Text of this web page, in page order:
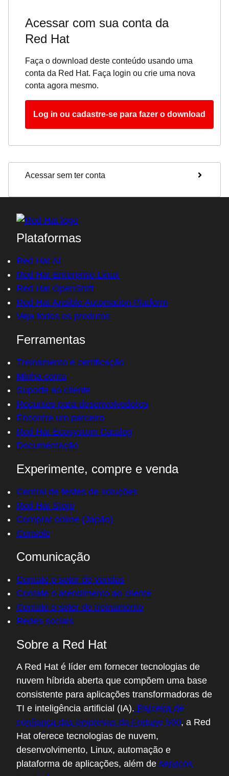
Acessar com sua conta da
Red Hat
Faça o download deste conteúdo usando uma
conta da Red Hat. Faça login ou crie uma nova
conta agora mesmo.
Log in ou cadastre-se para fazer o download
Acessar sem ter conta
Plataformas
Red Hat AI
Red Hat Enterprise Linux
Red Hat OpenShift
Red Hat Ansible Automation Platform
Veja todos os produtos
Ferramentas
Treinamento e certificação
Minha conta
Suporte ao cliente
Recursos para desenvolvedores
Encontre um parceiro
Red Hat Ecosystem Catalog
Documentação
Experimente, compre e venda
Central de testes de soluções
Red Hat Store
Comprar online (Japão)
Console
Comunicação
Contate o setor de vendas
Contate o atendimento ao cliente
Contate o setor de treinamento
Redes sociais
Sobre a Red Hat
A Red Hat é líder em fornecer tecnologias de
nuvem híbrida aberta que compõem uma base
consistente para aplicações transformadoras de
TI e inteligência artificial (IA). Parceira de
confiança das empresas da Fortune 500, a Red
Hat oferece tecnologias de nuvem,
desenvolvimento, Linux, automação e
plataforma de aplicações, além de serviços